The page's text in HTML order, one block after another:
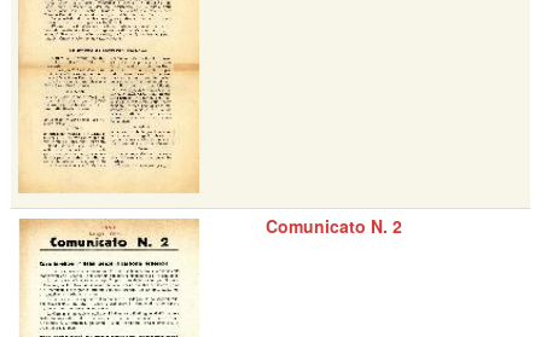
Comunicato N. 2